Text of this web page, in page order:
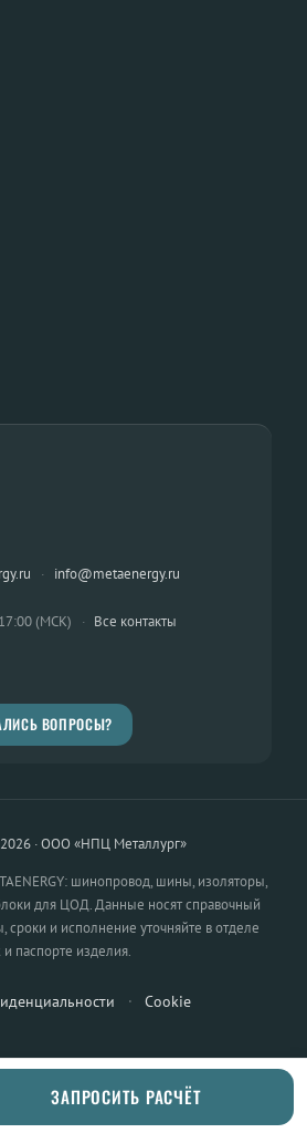
· info@metaenergy.ru
(МСК) · Все контакты
ВОПРОСЫ?
2026 · ООО «НПЦ Металлург»
шинопровод, шины, изоляторы,
для ЦОД. Данные носят справочный
сроки и исполнение уточняйте в отделе
паспорте изделия.
· Cookie
ЗАПРОСИТЬ РАСЧЁТ